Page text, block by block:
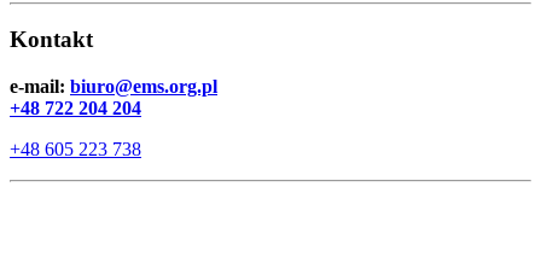
Kontakt
e-mail: biuro@ems.org.pl
+48 722 204 204
+48 605 223 738